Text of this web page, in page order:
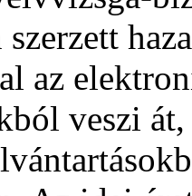
az
veszi